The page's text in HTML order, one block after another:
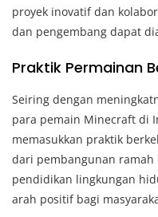
proyek inovatif dan
dan pengembang dapat
Praktik Permainan
Seiring dengan
para pemain Minecraft di
memasukkan praktik
dari pembangunan
pendidikan lingkungan
arah positif bagi